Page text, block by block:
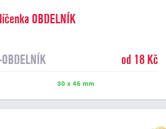
OBDELNÍK
od 18 Kč
30 x 45 mm